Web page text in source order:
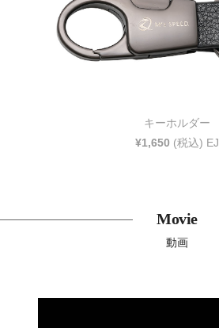
キーホルダー
¥1,650 (税込) EJ
Movie
動画